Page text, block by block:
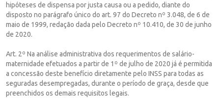
hipóteses de dispensa por justa causa ou a pedido, diante do
disposto no parágrafo único do art. 97 do Decreto nº 3.048, de 6 de
maio de 1999, redação dada pelo Decreto nº 10.410, de 30 de junho
de 2020.
Art. 2º Na análise administrativa dos requerimentos de salário-
maternidade efetuados a partir de 1º de julho de 2020 já é permitida
a concessão deste benefício diretamente pelo INSS para todas as
seguradas desempregadas, durante o período de graça, desde que
preenchidos os demais requisitos legais.